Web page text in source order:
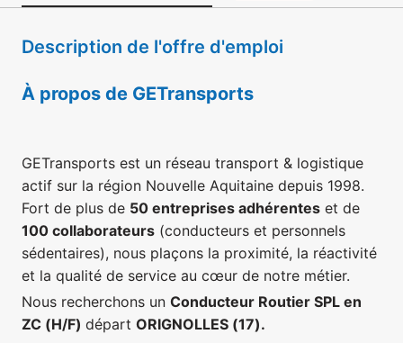
Description de l'offre d'emploi
À propos de GETransports
GETransports est un réseau transport & logistique
actif sur la région Nouvelle Aquitaine depuis 1998.
Fort de plus de 50 entreprises adhérentes et de
100 collaborateurs (conducteurs et personnels
sédentaires), nous plaçons la proximité, la réactivité
et la qualité de service au cœur de notre métier.
Nous recherchons un Conducteur Routier SPL en
ZC (H/F) départ ORIGNOLLES (17).